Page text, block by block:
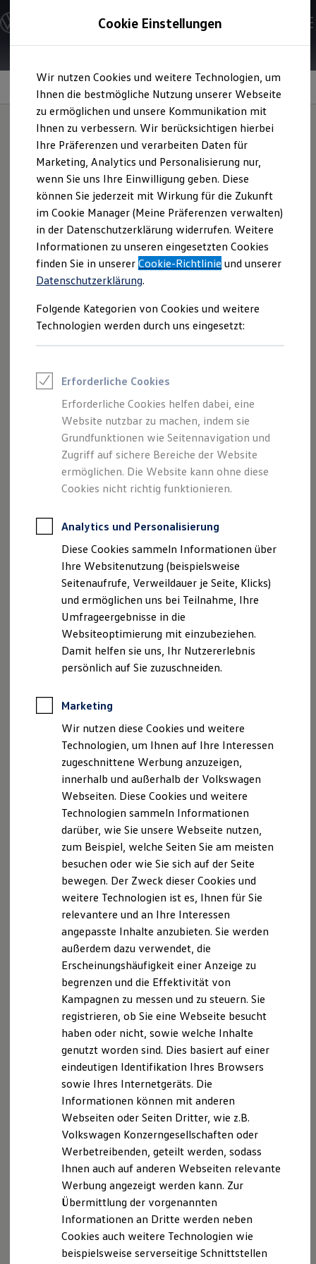
Hauptinhalt
springen
Footer
springen
Modelle und Konfigurator
Konfigurator
Modelle vergleichen
Elektroautos
ENERGY Sondermodelle
Nutzfahrzeuge
SUV und CUV
Familienautos
Kombis
Kompaktwagen
Sportwagen
Schnell verfügbare Fahrzeuge
Angebote und Produkte
Aktuelle Angebote
E-Auto-Förderung
Volkswagen Marktplatz
Die ENERGY Sondermodelle
Junge Gebrauchtwagen und Gebrauchtwagen
Volkswagen Zertifizierte Gebrauchtwagen
Elektromobilität bei Gebrauchtwagen
Saisonangebote
Reifenpakete
Leasing
Leasing-Angebote
Elektroauto Leasing
Kleinwagen-Leasing
Leasing ohne Anzahlung
Finanzierung
Autokredit mit Schlussrate
Versicherungen und Garantien
Kfz-Versicherung
Restschuldversicherungen
Garantien
Professional Class bei Volkswagen
Behörden
Direktkunden
Sonderfahrzeuge
Anpfiff zum Gewinn
Elektromobilität
Elektroautos
ID. Tutorials
Elektrofahrzeugkonzepte
ID. EVERY1
Reichweite
Rekuperation
Laden unterwegs
Laden Zuhause
Ladestationen finden
Ladezeitensimulator
Batterie
Sicherheit
Nachhaltigkeit
Technologie
Kosten und Kauf
Verbrauchskosten
Kaufoptionen
E-Auto-Förderung
Software und Konnektivität
Die ID. Software 6
ID. Software Versionen und Updates
Digitale Extras
Schnittstellen zu Ihrem ID.
Marke und Erlebnis
Volkswagen R und R Experience
R-Modelle
R Experience
Driving Experience
Volkswagen entdecken
Werkbesichtigung
Lifestyle Shop
T-Roc Kollektion
Golf Kollektion
Volkswagen Kollektion
R-Kollektion
GTI Kollektion
Fußball Drop
we drive football
#wedriveproud
Besitzer und Service
myVolkswagen
Software Updates
Service und Ersatzteile
Inspektion und HU/AU
Assistenzsyteme für mehr Sicherheit
Assistenzsysteme für
mehr Sicherheit im
Überblick:
Emergency Assist
Notbremsassistent „Front Assist“
Ausstiegswarnung
Spurhalteassist „Lane Assist“
Emergency Assist
Sollten Sie während der Fahrt aufgrund einer
Beeinträchtigung oder Notlage nicht mehr in der Lage sein,
das Fahrzeug zu steuern, kann der Emergency Assist diese
Situation erkennen. Das System versucht zunächst, Sie zu
reaktivieren. Falls dies nicht erfolgreich ist, übernimmt es
die Fahrzeugsteuerung und bringt Ihr Fahrzeug zum Stehen,
um potenzielle Unfälle zu vermeiden oder deren Schwere zu
der Emergency Assist durch einen automatischen
Fahrstreifenwechsel Ihr Fahrzeug bis auf den Seitenstreifen
steuern und dort zum Stehen bringen.
Front Assist
Der Notbremsassistent „Front Assist“ mit Fußgänger- und
Radfahrererkennung kann Sie vor potenziellen Unfällen mit
Fußgängern, Radfahrern und anderen Fahrzeugen warnen
und falls erforderlich, automatisch für Sie notbremsen.
Auch in Abbiege- und Ausweichsituationen kann Sie der
Front Assist unterstützen und einen drohenden Unfall
verhindern. 1
Zusätzlich unterstützt Sie der Kreuzungsassistent an
unübersichtlichen Ausfahrten oder schwer einsehbaren
Kreuzungen – ebenfalls durch visuelle und akustische
Warnsignale oder ggf. einer Notbremsung. 1
Ausstiegswarnung
Die Ausstiegswarnung hilft Ihnen, gefährliche Situationen
beim Verlassen Ihres Fahrzeugs zu vermeiden: Sie kann
Cookie Einstellungen
Wir nutzen Cookies und weitere Technologien, um
Ihnen die bestmögliche Nutzung unserer Webseite
zu ermöglichen und unsere Kommunikation mit
Ihnen zu verbessern. Wir berücksichtigen hierbei
Ihre Präferenzen und verarbeiten Daten für
Marketing, Analytics und Personalisierung nur,
wenn Sie uns Ihre Einwilligung geben. Diese
können Sie jederzeit mit Wirkung für die Zukunft
im Cookie Manager (Meine Präferenzen verwalten)
in der Datenschutzerklärung widerrufen. Weitere
Informationen zu unseren eingesetzten Cookies
finden Sie in unsererCookie-Richtlinie und unserer
Datenschutzerklärung.
Folgende Kategorien von Cookies und weitere
Technologien werden durch uns eingesetzt:
Erforderliche Cookies
Erforderliche Cookies helfen dabei, eine
Website nutzbar zu machen, indem sie
Grundfunktionen wie Seitennavigation und
Zugriff auf sichere Bereiche der Website
ermöglichen. Die Website kann ohne diese
Cookies nicht richtig funktionieren.
Analytics und Personalisierung
Diese Cookies sammeln Informationen über
Ihre Websitenutzung (beispielsweise
Seitenaufrufe, Verweildauer je Seite, Klicks)
und ermöglichen uns bei Teilnahme, Ihre
Umfrageergebnisse in die
Websiteoptimierung mit einzubeziehen.
Damit helfen sie uns, Ihr Nutzererlebnis
persönlich auf Sie zuzuschneiden.
Marketing
Wir nutzen diese Cookies und weitere
Technologien, um Ihnen auf Ihre Interessen
zugeschnittene Werbung anzuzeigen,
innerhalb und außerhalb der Volkswagen
Webseiten. Diese Cookies und weitere
Technologien sammeln Informationen
darüber, wie Sie unsere Webseite nutzen,
zum Beispiel, welche Seiten Sie am meisten
besuchen oder wie Sie sich auf der Seite
bewegen. Der Zweck dieser Cookies und
weitere Technologien ist es, Ihnen für Sie
relevantere und an Ihre Interessen
angepasste Inhalte anzubieten. Sie werden
außerdem dazu verwendet, die
Erscheinungshäufigkeit einer Anzeige zu
begrenzen und die Effektivität von
Kampagnen zu messen und zu steuern. Sie
registrieren, ob Sie eine Webseite besucht
haben oder nicht, sowie welche Inhalte
genutzt worden sind. Dies basiert auf einer
eindeutigen Identifikation Ihres Browsers
sowie Ihres Internetgeräts. Die
Informationen können mit anderen
Webseiten oder Seiten Dritter, wie z.B.
Volkswagen Konzerngesellschaften oder
Werbetreibenden, geteilt werden, sodass
Ihnen auch auf anderen Webseiten relevante
Werbung angezeigt werden kann. Zur
Übermittlung der vorgenannten
Informationen an Dritte werden neben
Cookies auch weitere Technologien wie
beispielsweise serverseitige Schnittstellen